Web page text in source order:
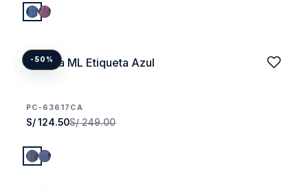
-50%
Camisa ML Etiqueta Azul
PC-63617CA
S/ 124.50S/ 249.00